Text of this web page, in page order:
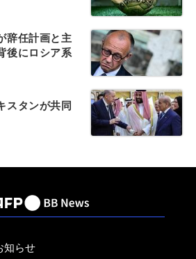
辞任計画と主
後にロシア系
スタンが共同
知らせ